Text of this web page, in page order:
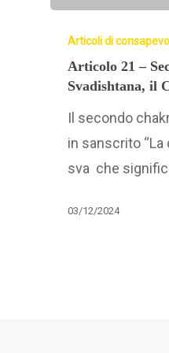
Articoli di
Articolo 21 –
Svadishtana, il
Il secondo
in sanscrito “La
sva che
03/12/2024